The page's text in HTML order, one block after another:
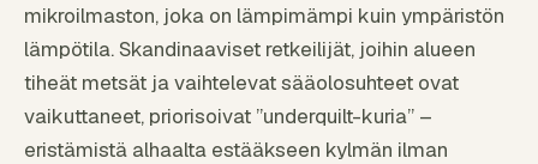
mikroilmaston, joka on lämpimämpi kuin ympäristön
lämpötila. Skandinaaviset retkeilijät, joihin alueen
tiheät metsät ja vaihtelevat sääolosuhteet ovat
vaikuttaneet, priorisoivat ”underquilt-kuria” –
eristämistä alhaalta estääkseen kylmän ilman